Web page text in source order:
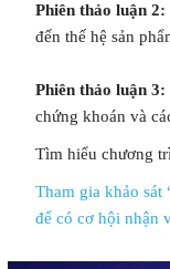
Phiên thảo luận 2:
đến thế hệ sản
Phiên thảo luận 3:
chứng khoán và
Tham gia khảo sát
để có cơ hội nhận